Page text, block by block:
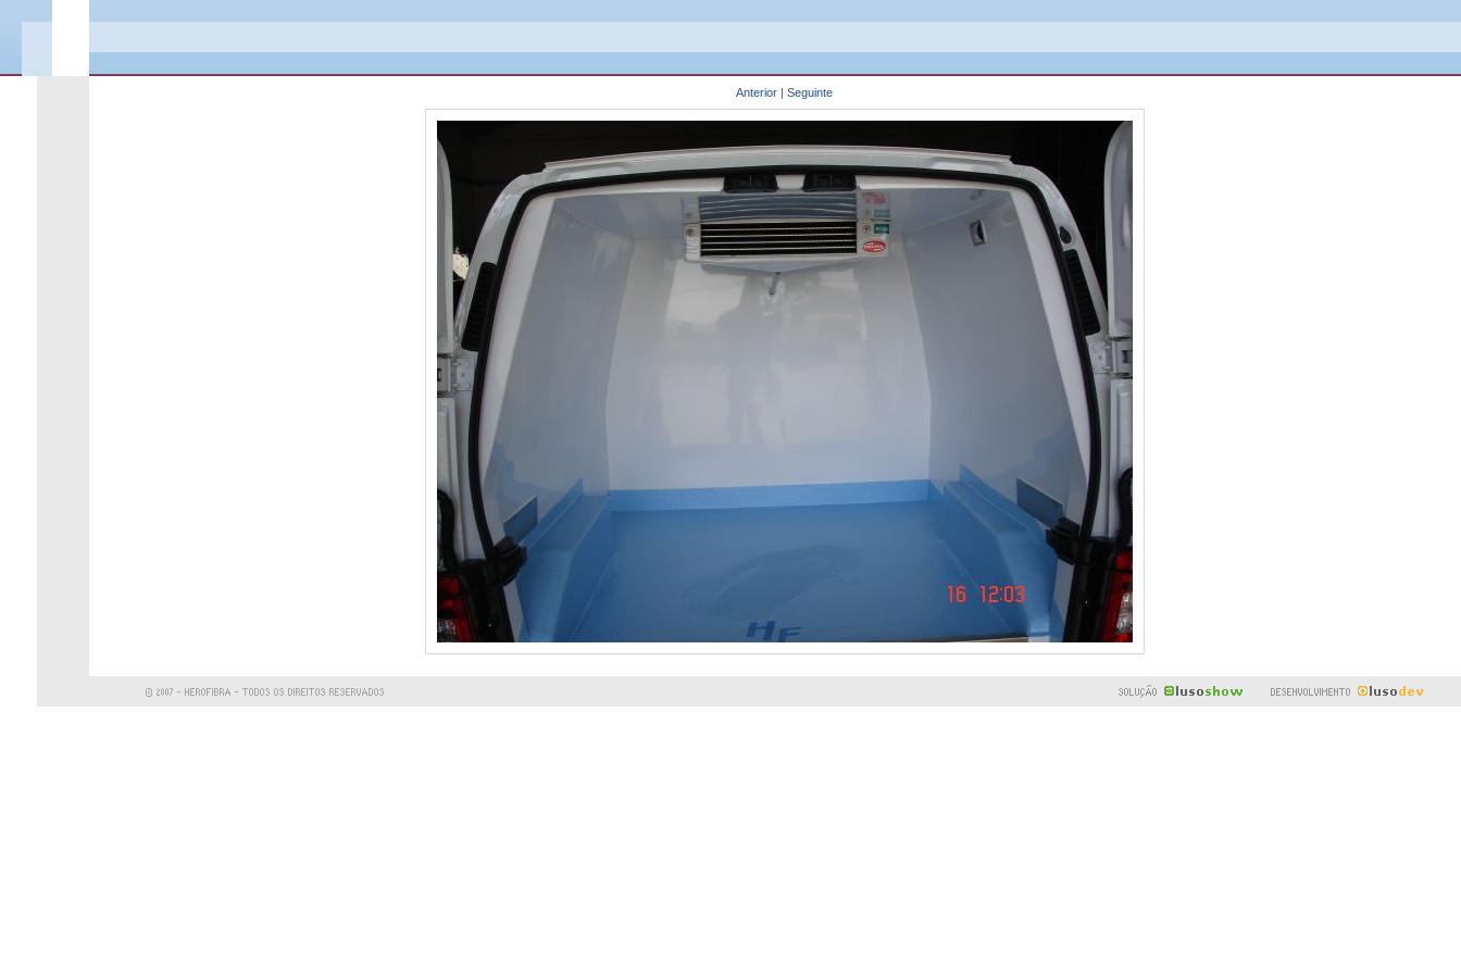
Anterior | Seguinte